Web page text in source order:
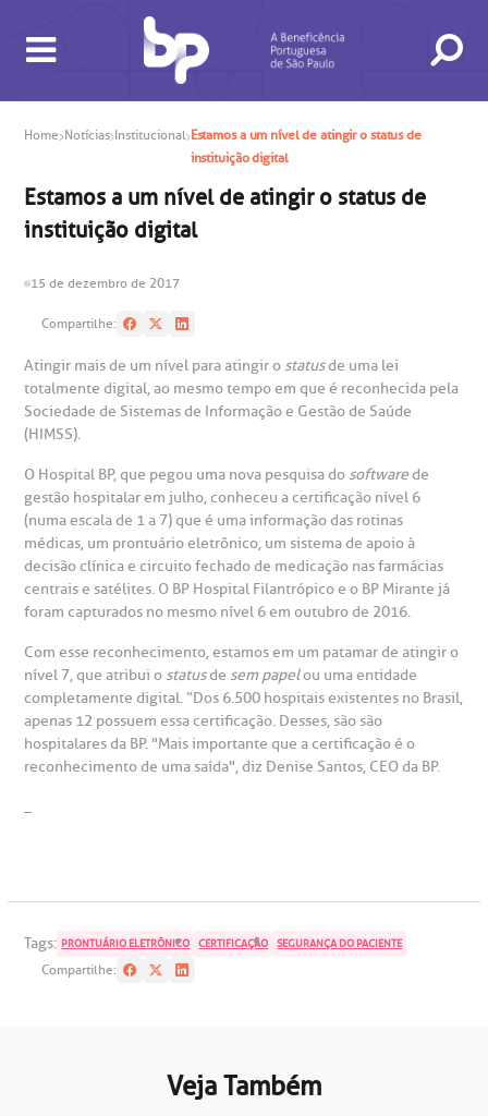
BUSCA
CONSULTAS E EXAMES
in antecipado
de exames
de Exames
ATENDIMENTO 24H
SAC
A BP conta com você para melhorar sempre a qualidade do
atendimento e dos serviços prestados.
A Ouvidoria e SAC são canais para você, cliente da BP, tirar
suas dúvidas, registrar suas reclamações ou fazer elogios
relacionados ao nosso atendimento e aos nossos serviços.
(11)3505-1000
ouvidoria@bp.org.br
Fale Conosco
CONHEÇA AS UNIDADES
Hospital BP
Saiba mais
Endereço:
CEP: 01323-001 | Bela Vista
São Paulo - SP
INSTITUCIONAL
do médico
de conduta
Financeiras
social da BP
corporativa
social
NOSSOS SERVIÇOS
Telemedicina BP
INFORMAÇÕES ÚTEIS
de atendimento
de Infarto SUS
de Visita
socorro
de cópia de prontuário médico
de orçamento particular
de veracidade de atestado
ESPECIALIDADES
de Excelência em Neurologia e
de Excelência em Ortopedia
especialidades
Home Notícias Institucional Estamos a um nível de atingir o status de
instituição digital
Estamos a um nível de atingir o status de
instituição digital
15 de dezembro de 2017
Compartilhe:
Atingir mais de um nível para atingir o statusde uma lei
totalmente digital, ao mesmo tempo em que é reconhecida pela
Sociedade de Sistemas de Informação e Gestão de Saúde
(HIMSS).
O Hospital BP, que pegou uma nova pesquisa do softwarede
gestão hospitalar em julho, conheceu a certificação nível 6
(numa escala de 1 a 7) que é uma informação das rotinas
médicas, um prontuário eletrônico, um sistema de apoio à
decisão clínica e circuito fechado de medicação nas farmácias
centrais e satélites. O BP Hospital Filantrópico e o BP Mirante já
foram capturados no mesmo nível 6 em outubro de 2016.
Com esse reconhecimento, estamos em um patamar de atingir o
nível 7, que atribui o statusde sem papelou uma entidade
completamente digital. “Dos 6.500 hospitais existentes no Brasil,
apenas 12 possuem essa certificação. Desses, são são
hospitalares da BP. "Mais importante que a certificação é o
reconhecimento de uma saída", diz Denise Santos, CEO da BP.
Tags: PRONTUÁRIO ELETRÔNICO CERTIFICAÇÃO SEGURANÇA DO PACIENTE
Compartilhe:
Veja Também